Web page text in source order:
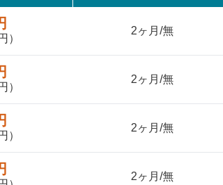
）
2ヶ月/無
）
2ヶ月/無
）
2ヶ月/無
2ヶ月/無